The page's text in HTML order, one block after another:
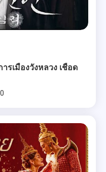
รเมืองวังหลวง เชือด
0